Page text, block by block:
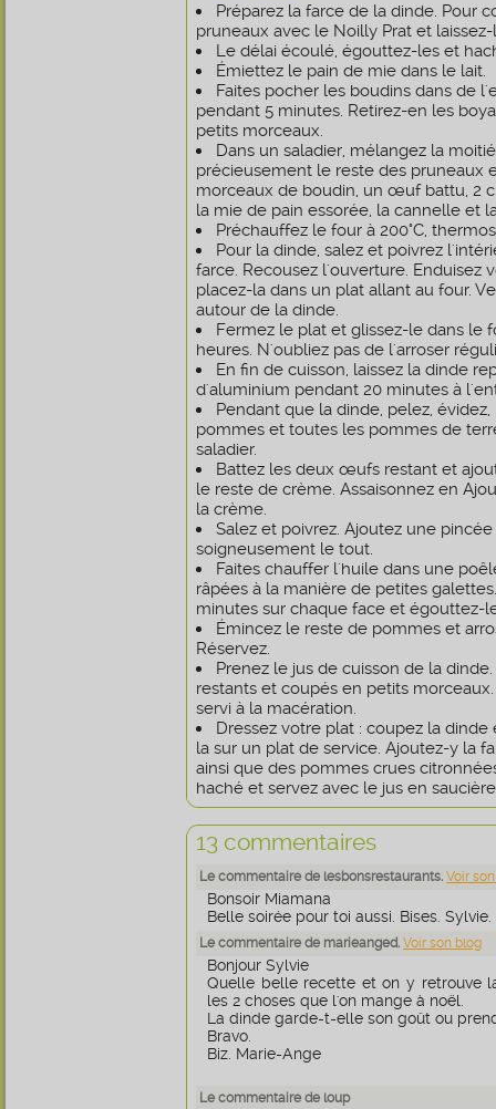
Préparez la farce de la dinde. Pour
pruneaux avec le Noilly Prat et
Le délai écoulé, égouttez-les et
Émiettez le pain de mie dans le lait.
Faites pocher les boudins dans de
pendant 5 minutes. Retirez-en les
petits morceaux.
Dans un saladier, mélangez la
précieusement le reste des pruneaux
morceaux de boudin, un œuf battu, 2
la mie de pain essorée, la cannelle et
Préchauffez le four à 200°C,
Pour la dinde, salez et poivrez
farce. Recousez l'ouverture. Enduisez
placez-la dans un plat allant au four.
autour de la dinde.
Fermez le plat et glissez-le dans le
heures. N'oubliez pas de l'arroser
En fin de cuisson, laissez la dinde
d'aluminium pendant 20 minutes à
Pendant que la dinde, pelez,
pommes et toutes les pommes de
saladier.
Battez les deux œufs restant et
le reste de crème. Assaisonnez en
la crème.
Salez et poivrez. Ajoutez une
soigneusement le tout.
Faites chauffer l'huile dans une
râpées à la manière de petites
minutes sur chaque face et égouttez-
Émincez le reste de pommes et
Réservez.
Prenez le jus de cuisson de la
restants et coupés en petits
servi à la macération.
Dressez votre plat : coupez la
la sur un plat de service. Ajoutez-y la
ainsi que des pommes crues
haché et servez avec le jus en
13 commentaires
Le commentaire de lesbonsrestaurants. Voir
Bonsoir Miamana
Belle soirée pour toi aussi. Bises. Sylvie.
Le commentaire de marieanged. Voir son blog
Bonjour Sylvie
Quelle belle recette et on y retrouve
les 2 choses que l'on mange à noël.
La dinde garde-t-elle son goût ou
Bravo.
Biz. Marie-Ange
Le commentaire de loup